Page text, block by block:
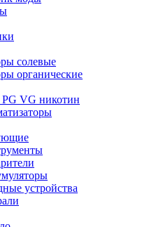
солевые
органические
PG VG никотин
устройства